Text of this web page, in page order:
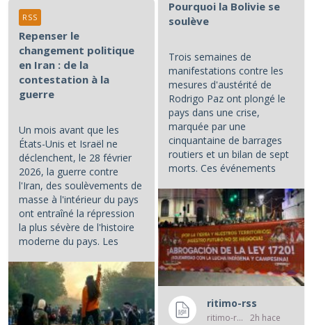
Pourquoi la Bolivie se
soulève
Trois semaines de
manifestations contre les
mesures d'austérité de
Rodrigo Paz ont plongé le
pays dans une crise,
marquée par une
cinquantaine de barrages
routiers et un bilan de sept
morts. Ces événements
ritimo-rss
ritimo-rss 2h hace
Repenser le
changement politique
en Iran : de la
contestation à la
guerre
Un mois avant que les
États-Unis et Israël ne
déclenchent, le 28 février
2026, la guerre contre
l'Iran, des soulèvements de
masse à l'intérieur du pays
ont entraîné la répression
la plus sévère de l'histoire
moderne du pays. Les
RSS